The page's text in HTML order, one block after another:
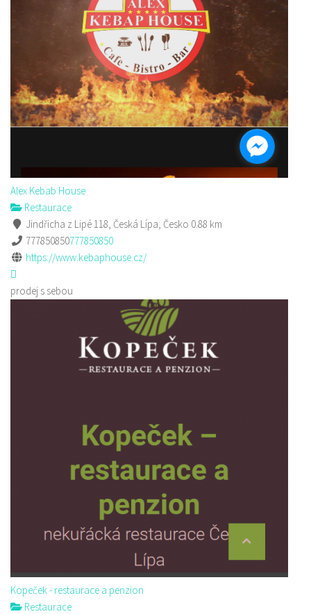
Alex Kebab House
Restaurace
Jindřicha z Lipé 118, Česká Lípa, Česko 0.88 km
777850850777850850
https://www.kebaphouse.cz/
prodej s sebou
Kopeček - restaurace a penzion
Restaurace